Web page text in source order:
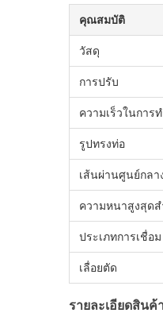
คุณสมบัติ
วัสดุ
การปรับ
ความเร็วในการ
รูปทรงท่อ
เส้นผ่านศูนย์กลา
ความหนาสูงสุด
ประเภทการเชื่อม
เลื่อยตัด
รายละเอียดสินค้า